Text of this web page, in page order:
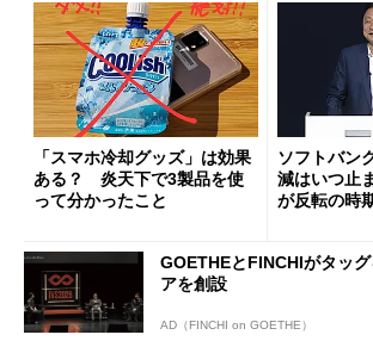
「スマホ冷却グッズ」は効果
ある？ 炎天下で3製品を使
って分かったこと
ソフトバン
減はいつ止
が反転の時
GOETHEとFINCHIがタッ
アを創設
AD（FINCHI on GOETHE）